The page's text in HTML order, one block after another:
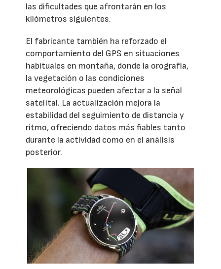
las dificultades que afrontarán en los
kilómetros siguientes.
El fabricante también ha reforzado el
comportamiento del GPS en situaciones
habituales en montaña, donde la orografía,
la vegetación o las condiciones
meteorológicas pueden afectar a la señal
satelital. La actualización mejora la
estabilidad del seguimiento de distancia y
ritmo, ofreciendo datos más fiables tanto
durante la actividad como en el análisis
posterior.